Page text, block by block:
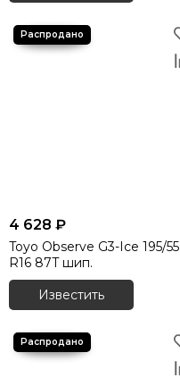
4 628 ₽
Toyo Observe G3-Ice 195/55
R16 87T шип.
Известить